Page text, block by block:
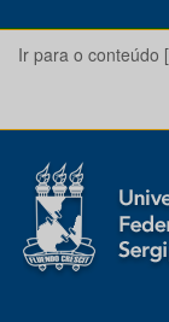
Ir para o conteúdo